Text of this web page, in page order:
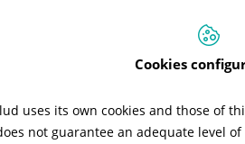
Cookies
uses its own cookies and those of
not guarantee an adequate level